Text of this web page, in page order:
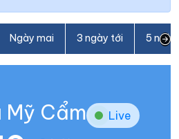
Ngày mai 3 ngày tới 5
Cẩm Live